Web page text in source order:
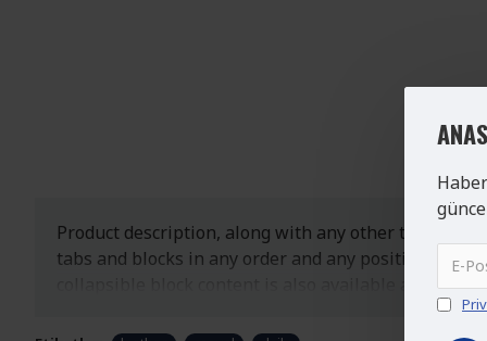
Product description, along with any other tab can
tabs and blocks in any order and any position.
collapsible block content is also available as an